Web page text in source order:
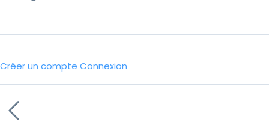
Créer un compte Connexion